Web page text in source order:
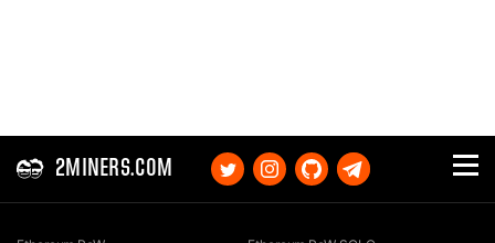
2MINERS.COM